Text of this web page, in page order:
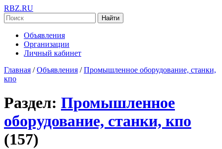
RBZ.RU
Найти
Объявления
Организации
Личный кабинет
Главная / Объявления / Промышленное оборудование, станки,
кпо
Раздел: Промышленное
оборудование, станки, кпо
(157)